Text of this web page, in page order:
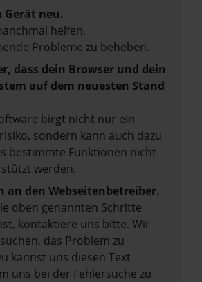
Gerät neu.
helfen,
Probleme zu beheben.
dass dein Browser und dein
auf dem neuesten Stand
birgt nicht nur ein
sondern kann auch dazu
bestimmte Funktionen nicht
werden.
an den Webseitenbetreiber.
oben genannten Schritte
kontaktiere uns bitte. Wir
das Problem zu
kannst uns diesen Text
uns bei der Fehlersuche zu